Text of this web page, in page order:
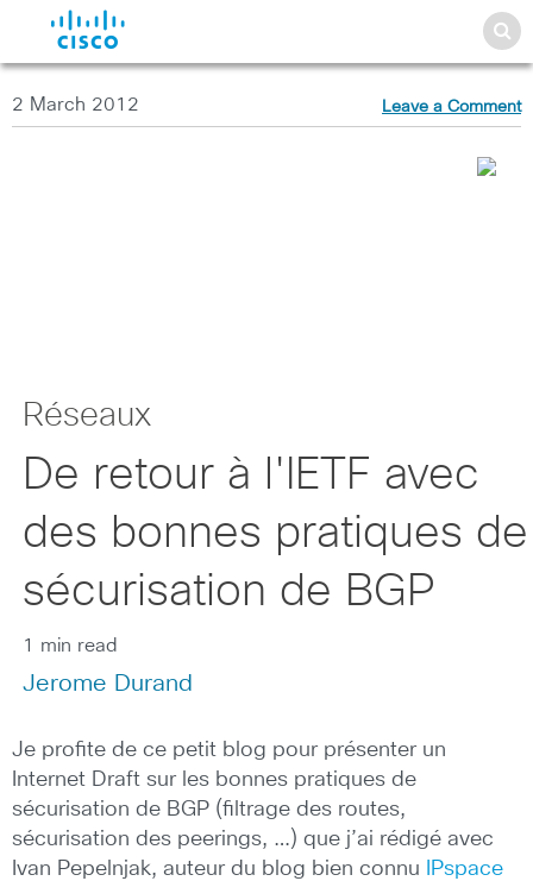
2 March 2012 Leave a Comment
Réseaux
De retour à l'IETF avec
des bonnes pratiques de
sécurisation de BGP
1 min read
Jerome Durand
Je profite de ce petit blog pour présenter un
Internet Draft sur les bonnes pratiques de
sécurisation de BGP (filtrage des routes,
sécurisation des peerings, …) que j’ai rédigé avec
Ivan Pepelnjak, auteur du blog bien connu
IPspace